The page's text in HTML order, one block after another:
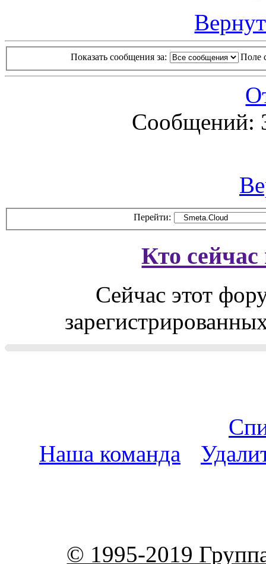
Показать сообщения за: Поле
Сообщений:
Перейти:
Кто
Сейчас этот
Наша команда
© 1995-2019